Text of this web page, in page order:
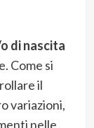
di nascita
Come si
il
variazioni,
nelle